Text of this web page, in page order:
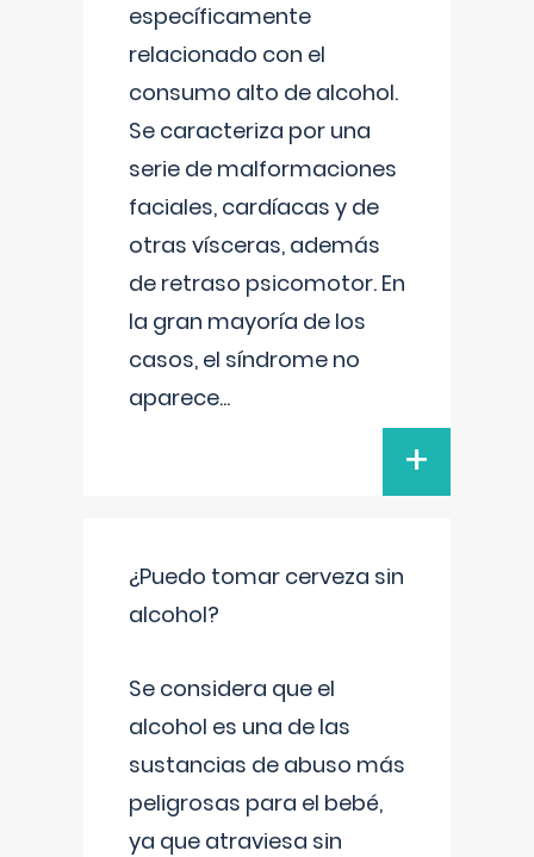
específicamente
relacionado con el
consumo alto de alcohol.
Se caracteriza por una
serie de malformaciones
faciales, cardíacas y de
otras vísceras, además
de retraso psicomotor. En
la gran mayoría de los
casos, el síndrome no
aparece...
+
¿Puedo tomar cerveza sin
alcohol?
Se considera que el
alcohol es una de las
sustancias de abuso más
peligrosas para el bebé,
ya que atraviesa sin